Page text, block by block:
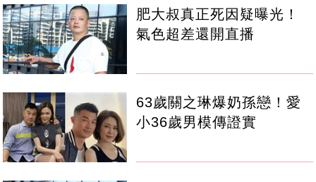
肥大叔真正死因疑曝光！
氣色超差還開直播
63歲關之琳爆奶孫戀！愛
小36歲男模傳證實